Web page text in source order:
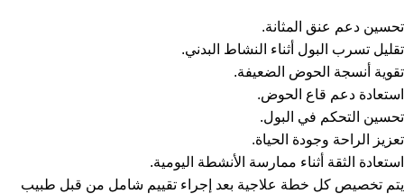
تحسين دعم عنق المثانة.
تقليل تسرب البول أثناء النشاط البدني.
تقوية أنسجة الحوض الضعيفة.
استعادة دعم قاع الحوض.
تحسين التحكم في البول.
تعزيز الراحة وجودة الحياة.
استعادة الثقة أثناء ممارسة الأنشطة اليومية.
يتم تخصيص كل خطة علاجية بعد إجراء تقييم شامل من قبل طبيب